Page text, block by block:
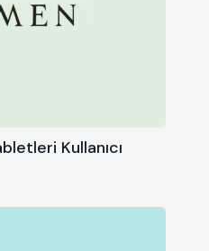
Kullanıcı